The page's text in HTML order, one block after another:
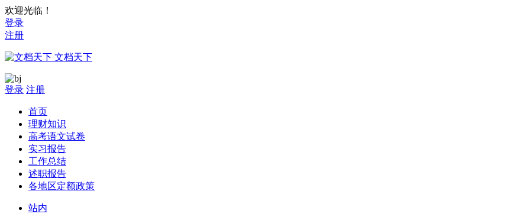
欢迎光临！
登录
注册
文档天下
登录 注册
首页
理财知识
高考语文试卷
实习报告
工作总结
述职报告
各地区定额政策
站内